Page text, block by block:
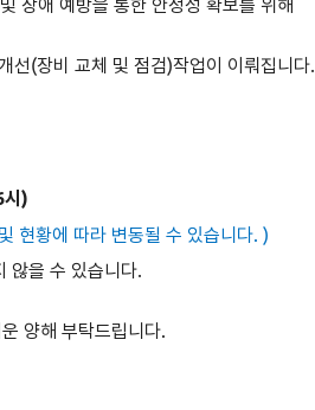
장애 예방을 통한 안정성 확보를 위해
선(장비 교체 및 점검)작업이 이뤄집니다.
시)
현황에 따라 변동될 수 있습니다. )
않을 수 있습니다.
양해 부탁드립니다.